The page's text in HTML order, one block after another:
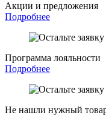
Акции и предложения
Подробнее
Программа лояльности
Подробнее
Не нашли нужный